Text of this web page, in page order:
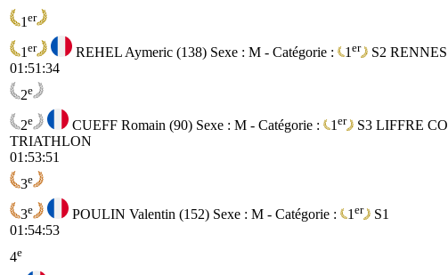
1 er
1 er REHEL Aymeric (138) Sexe : M - Catégorie : 1 er S2
01:51:34
2e
2e CUEFF Romain (90) Sexe : M - Catégorie : 1 er S3 LIFFRE
TRIATHLON
01:53:51
3e
3e POULIN Valentin (152) Sexe : M - Catégorie : 1 er
S1
01:54:53
4e